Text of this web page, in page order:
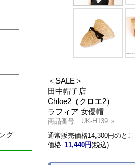
グ
＜SALE＞
田中帽子店
Chloe2（クロエ2）
ラフィア 女優帽
商品番号 UK-H139_s
通常販売価格14,300円のと
価格 11,440円(税込)